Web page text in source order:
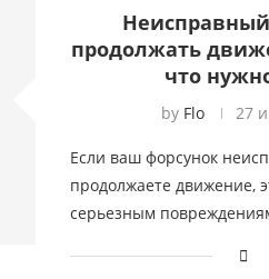
продолжать
что
by Flo 27
Если ваш форсунок
продолжаете движение,
серьезным